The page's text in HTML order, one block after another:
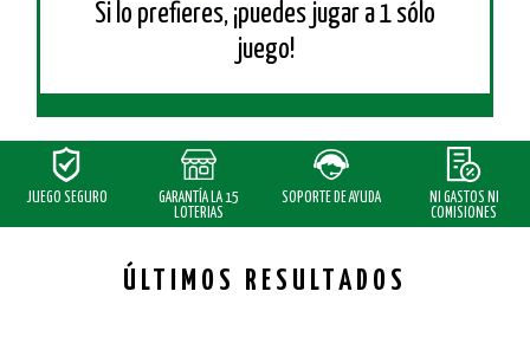
Si lo prefieres, ¡puedes jugar a 1 sólo
juego!
JUEGO SEGURO GARANTÍA LA 15
LOTERIAS
SOPORTE DE AYUDA
NI GASTOS NI
COMISIONES
ÚLTIMOS RESULTADOS